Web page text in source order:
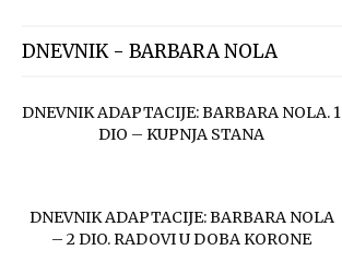
DNEVNIK - BARBARA NOLA
DNEVNIK ADAPTACIJE: BARBARA NOLA. 1
DIO – KUPNJA STANA
DNEVNIK ADAPTACIJE: BARBARA NOLA
– 2 DIO. RADOVI U DOBA KORONE